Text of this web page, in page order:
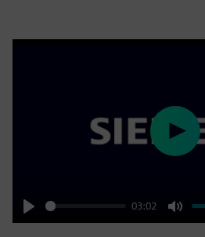
Play
03:02
Mute
Play